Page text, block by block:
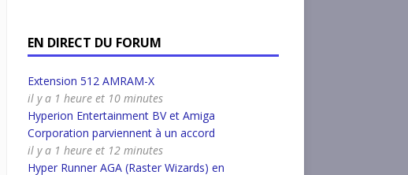
EN DIRECT DU FORUM
Extension 512 AMRAM-X
il y a 1 heure et 10 minutes
Hyperion Entertainment BV et Amiga
Corporation parviennent à un accord
il y a 1 heure et 12 minutes
Hyper Runner AGA (Raster Wizards) en